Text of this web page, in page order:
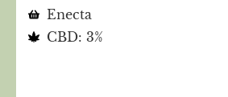
Enecta
CBD: 3%